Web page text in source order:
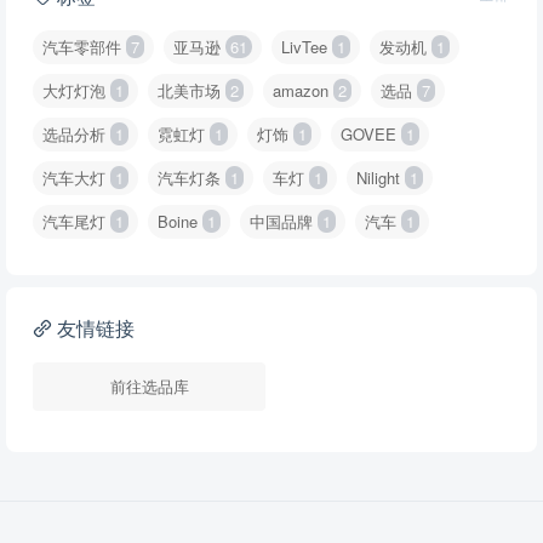
汽车零部件 7 亚马逊 61 LivTee 1 发动机 1
大灯灯泡 1 北美市场 2 amazon 2 选品 7
选品分析 1 霓虹灯 1 灯饰 1 GOVEE 1
汽车大灯 1 汽车灯条 1 车灯 1 Nilight 1
汽车尾灯 1 Boine 1 中国品牌 1 汽车 1
友情链接
前往选品库